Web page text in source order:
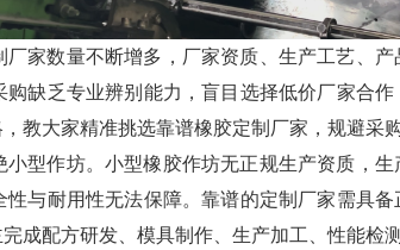
家数量不断增多，厂家资质、生产工艺、
缺乏专业辨别能力，盲目选择低价厂家合
教大家精准挑选靠谱橡胶定制厂家，规避采购
型作坊。小型橡胶作坊无正规生产资质，
与耐用性无法保障。靠谱的定制厂家需具
成配方研发、模具制作、生产加工、性能检